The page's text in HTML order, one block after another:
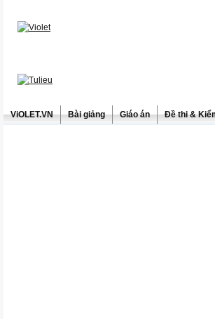
ViOLET.VN Bài giảng Giáo án Đề thi &